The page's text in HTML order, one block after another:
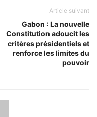
Article suivant
Gabon : La nouvelle
Constitution adoucit les
critères présidentiels et
renforce les limites du
pouvoir